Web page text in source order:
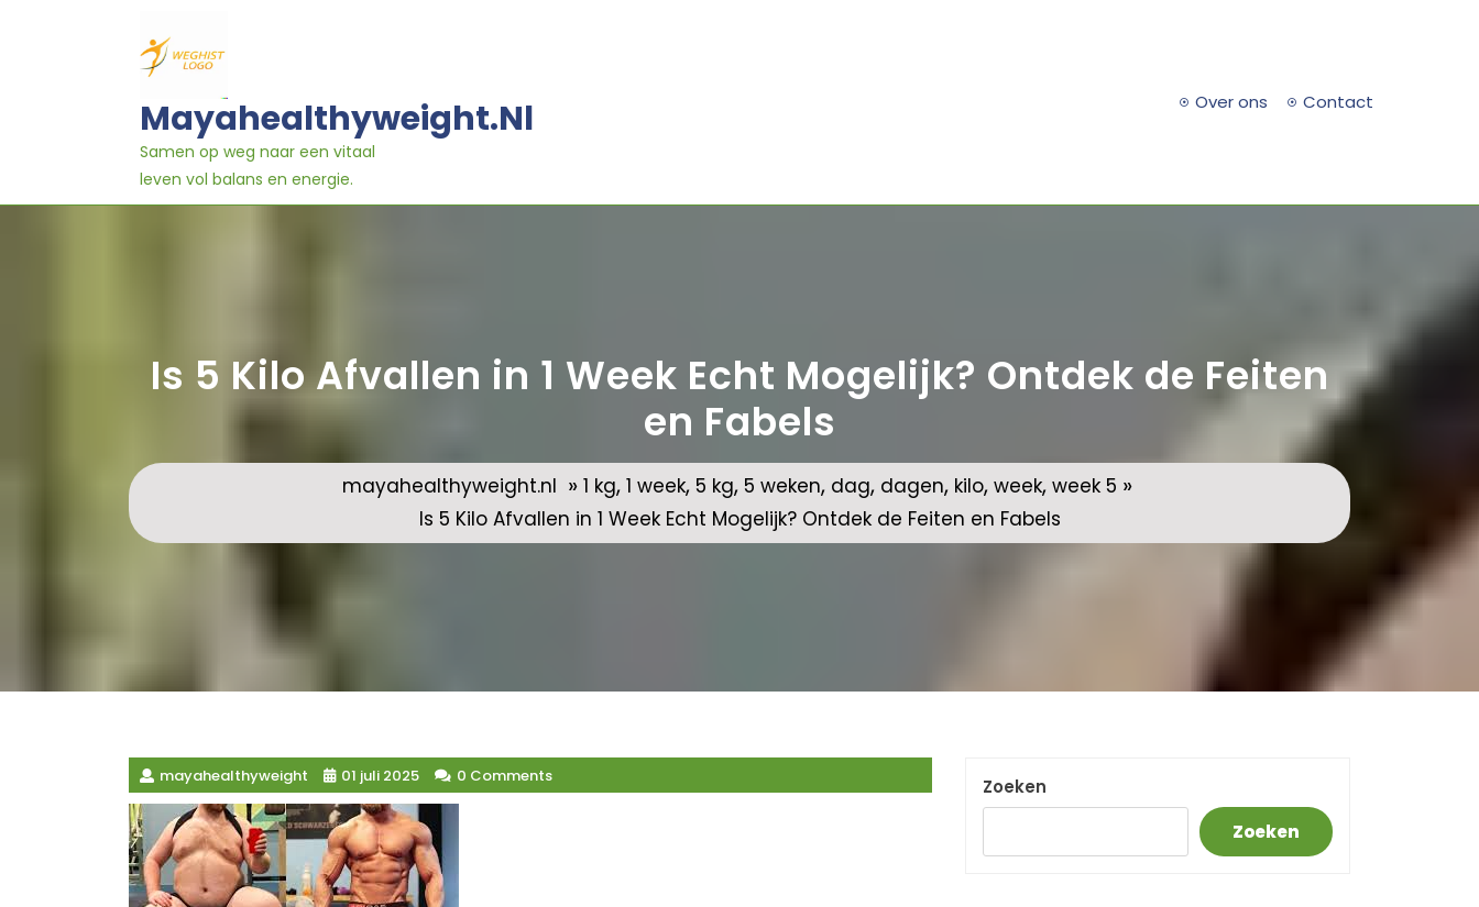
Mayahealthyweight.nl
Samen op weg naar een vitaal
leven vol balans en energie.
Over ons Contact
Is 5 Kilo Afvallen in 1 Week Echt Mogelijk? Ontdek de Feiten
en Fabels
mayahealthyweight.nl » 1 kg, 1 week, 5 kg, 5 weken, dag, dagen, kilo, week, week 5 »
Is 5 Kilo Afvallen in 1 Week Echt Mogelijk? Ontdek de Feiten en Fabels
mayahealthyweight 01 juli 2025 0 Comments
Zoeken
Zoeken